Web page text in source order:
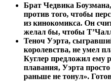
Брат Чедвика
против того, чтобы
из кинокомикса. Он
желал бы, чтобы
Теноч Уэрта,
королевства, не умел
Куглер предложил ему
плавания, Уэрта
раньше не тонул».